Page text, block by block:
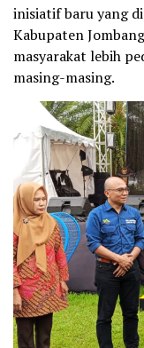
inisiatif baru yang
Kabupaten
masyarakat lebih
masing-masing.